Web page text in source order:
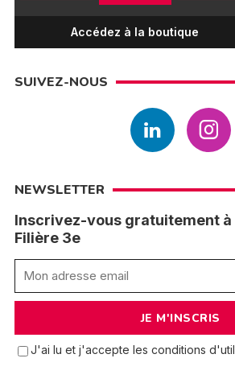
Accédez à la boutique
SUIVEZ-NOUS
NEWSLETTER
Inscrivez-vous gratuitement
Filière 3e
J'ai lu et j'accepte les conditions